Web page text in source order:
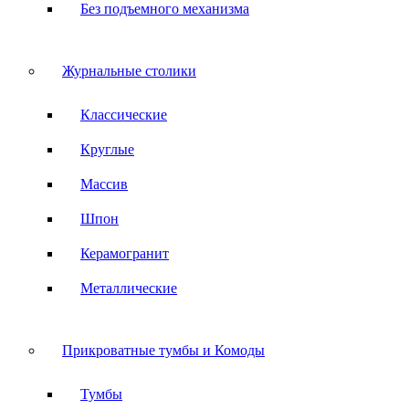
Без подъемного механизма
Журнальные столики
Классические
Круглые
Массив
Шпон
Керамогранит
Металлические
Прикроватные тумбы и Комоды
Тумбы